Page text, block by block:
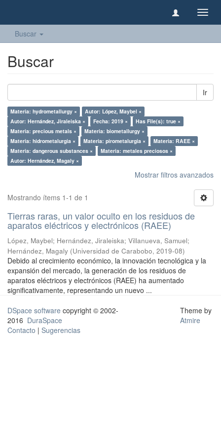
Buscar
Buscar
Ir
Materia: hydrometallurgy ×
Autor: López, Maybel ×
Autor: Hernández, Jiraleiska ×
Fecha: 2019 ×
Has File(s): true ×
Materia: precious metals ×
Materia: biometallurgy ×
Materia: hidrometalurgia ×
Materia: pirometalurgia ×
Materia: RAEE ×
Materia: dangerous substances ×
Materia: metales preciosos ×
Autor: Hernández, Magaly ×
Mostrar filtros avanzados
Mostrando ítems 1-1 de 1
Tierras raras, un valor oculto en los residuos de
aparatos eléctricos y electrónicos (RAEE)
López, Maybel; Hernández, Jiraleiska; Villanueva, Samuel;
Hernández, Magaly (Universidad de Carabobo, 2019-08)
Debido al crecimiento económico, la innovación tecnológica y la
expansión del mercado, la generación de los residuos de
aparatos eléctricos y electrónicos (RAEE) ha aumentado
significativamente, representando un nuevo ...
DSpace software copyright © 2002-
2016 DuraSpace
Contacto | Sugerencias
Theme by
Atmire